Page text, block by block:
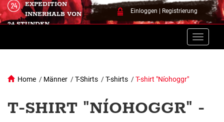
Einloggen Registrierung
EXPEDITION
INNERHALB VON
24 STUNDEN.
Toggle
Home / Männer /T-Shirts /T-shirts /T-shirt "Níohoggr"
T-SHIRT "NÍOHOGGR" -